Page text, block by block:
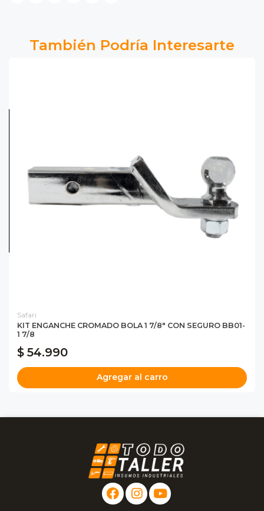
También Podría Interesarte
Safari
KIT ENGANCHE CROMADO BOLA 1 7/8" CON SEGURO BB01-
1 7/8
$ 54.990
Agregar al carro